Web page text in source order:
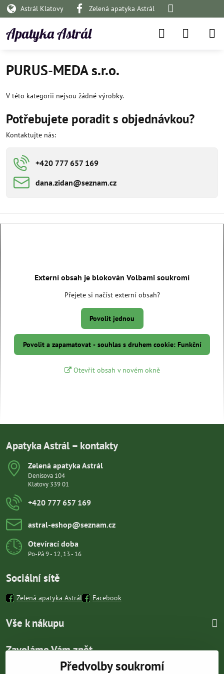
Astrál Klatovy Zelená apatyka Astrál
Apatyka Astrál
PURUS-MEDA s.r.o.
V této kategorii nejsou žádné výrobky.
Potřebujete poradit s objednávkou?
Kontaktujte nás:
+420 777 657 169
dana​​.zidan​​@seznam​​.cz
Externí obsah je blokován Volbami soukromí
Přejete si načíst externí obsah?
Povolit jednou
Povolit a zapamatovat - souhlas s druhem cookie: Funkční
Otevřít obsah v novém okně
Apatyka Astrál – kontakty
Zelená apatyka Astrál
Denisova 104
Klatovy 339 01
+420 777 657 169
astral-eshop​@seznam​.cz
Otevírací doba
Po-Pá 9 - 12, 13 - 16
Sociální sítě
Zelená apatyka Astrál Facebook
Vše k nákupu
Zavoláme Vám zpět
Předvolby soukromí